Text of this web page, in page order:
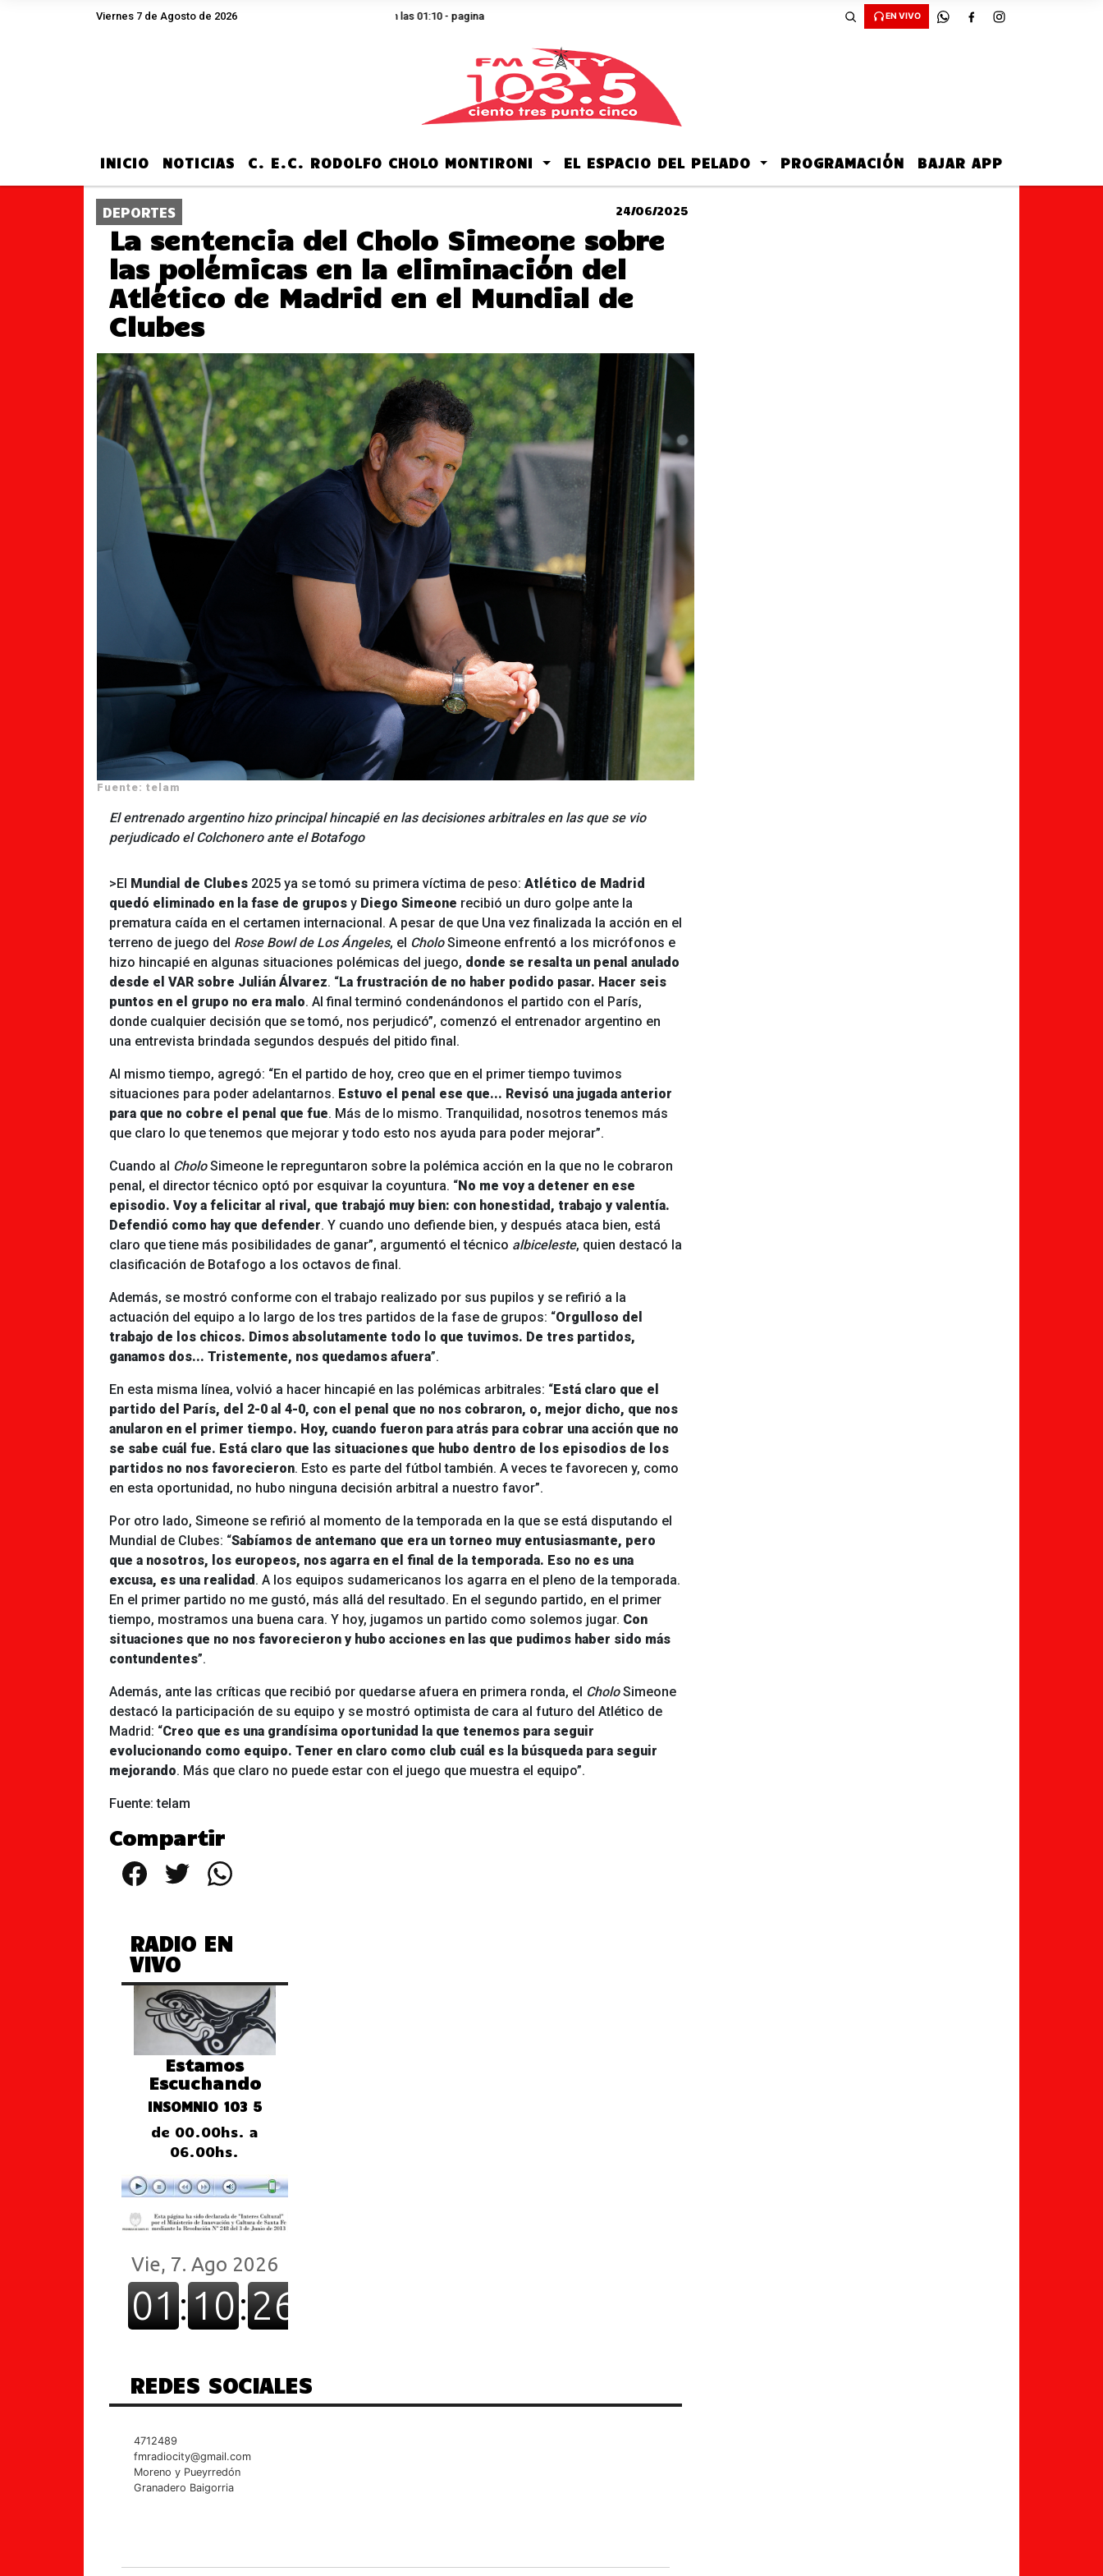
Viernes 7 de Agosto de 2026Hoy es Viernes 7 de Agosto de 2026 y son las 01:10 - pagina EN VIVO
INICIO NOTICIAS C. E.C. RODOLFO CHOLO MONTIRONI EL ESPACIO DEL PELADO PROGRAMACIÓN BAJAR APP
DEPORTES 24/06/2025
La sentencia del Cholo Simeone sobre
las polémicas en la eliminación del
Atlético de Madrid en el Mundial de
Clubes
Fuente: telam
El entrenado argentino hizo principal hincapié en las decisiones arbitrales en las que se vio
perjudicado el Colchonero ante el Botafogo
>El Mundial de Clubes 2025 ya se tomó su primera víctima de peso: Atlético de Madrid
quedó eliminado en la fase de grupos y Diego Simeone recibió un duro golpe ante la
prematura caída en el certamen internacional. A pesar de que Una vez finalizada la acción en el
terreno de juego del Rose Bowl de Los Ángeles, el CholoSimeone enfrentó a los micrófonos e
hizo hincapié en algunas situaciones polémicas del juego, donde se resalta un penal anulado
desde el VAR sobre Julián Álvarez. “La frustración de no haber podido pasar. Hacer seis
puntos en el grupo no era malo. Al final terminó condenándonos el partido con el París,
donde cualquier decisión que se tomó, nos perjudicó”, comenzó el entrenador argentino en
una entrevista brindada segundos después del pitido final.
Al mismo tiempo, agregó: “En el partido de hoy, creo que en el primer tiempo tuvimos
situaciones para poder adelantarnos. Estuvo el penal ese que... Revisó una jugada anterior
para que no cobre el penal que fue. Más de lo mismo. Tranquilidad, nosotros tenemos más
que claro lo que tenemos que mejorar y todo esto nos ayuda para poder mejorar”.
Cuando al CholoSimeone le repreguntaron sobre la polémica acción en la que no le cobraron
penal, el director técnico optó por esquivar la coyuntura. “No me voy a detener en ese
episodio. Voy a felicitar al rival, que trabajó muy bien: con honestidad, trabajo y valentía.
Defendió como hay que defender. Y cuando uno defiende bien, y después ataca bien, está
claro que tiene más posibilidades de ganar”, argumentó el técnico albiceleste, quien destacó la
clasificación de Botafogo a los octavos de final.
Además, se mostró conforme con el trabajo realizado por sus pupilos y se refirió a la
actuación del equipo a lo largo de los tres partidos de la fase de grupos: “Orgulloso del
trabajo de los chicos. Dimos absolutamente todo lo que tuvimos. De tres partidos,
ganamos dos... Tristemente, nos quedamos afuera”.
En esta misma línea, volvió a hacer hincapié en las polémicas arbitrales: “Está claro que el
partido del París, del 2-0 al 4-0, con el penal que no nos cobraron, o, mejor dicho, que nos
anularon en el primer tiempo. Hoy, cuando fueron para atrás para cobrar una acción que no
se sabe cuál fue. Está claro que las situaciones que hubo dentro de los episodios de los
partidos no nos favorecieron. Esto es parte del fútbol también. A veces te favorecen y, como
en esta oportunidad, no hubo ninguna decisión arbitral a nuestro favor”.
Por otro lado, Simeone se refirió al momento de la temporada en la que se está disputando el
Mundial de Clubes: “Sabíamos de antemano que era un torneo muy entusiasmante, pero
que a nosotros, los europeos, nos agarra en el final de la temporada. Eso no es una
excusa, es una realidad . A los equipos sudamericanos los agarra en el pleno de la temporada.
En el primer partido no me gustó, más allá del resultado. En el segundo partido, en el primer
tiempo, mostramos una buena cara. Y hoy, jugamos un partido como solemos jugar. Con
situaciones que no nos favorecieron y hubo acciones en las que pudimos haber sido más
contundentes”.
Además, ante las críticas que recibió por quedarse afuera en primera ronda, el CholoSimeone
destacó la participación de su equipo y se mostró optimista de cara al futuro del Atlético de
Madrid: “Creo que es una grandísima oportunidad la que tenemos para seguir
evolucionando como equipo. Tener en claro como club cuál es la búsqueda para seguir
mejorando. Más que claro no puede estar con el juego que muestra el equipo”.
Fuente: telam
Compartir
FacebookTwitterWhatsApp
RADIO EN
VIVO
Estamos
Escuchando
INSOMNIO 103 5
de 00.00hs. a
06.00hs.
REDES SOCIALES
4712489
fmradiocity@gmail.com
Moreno y Pueyrredón
Granadero Baigorria